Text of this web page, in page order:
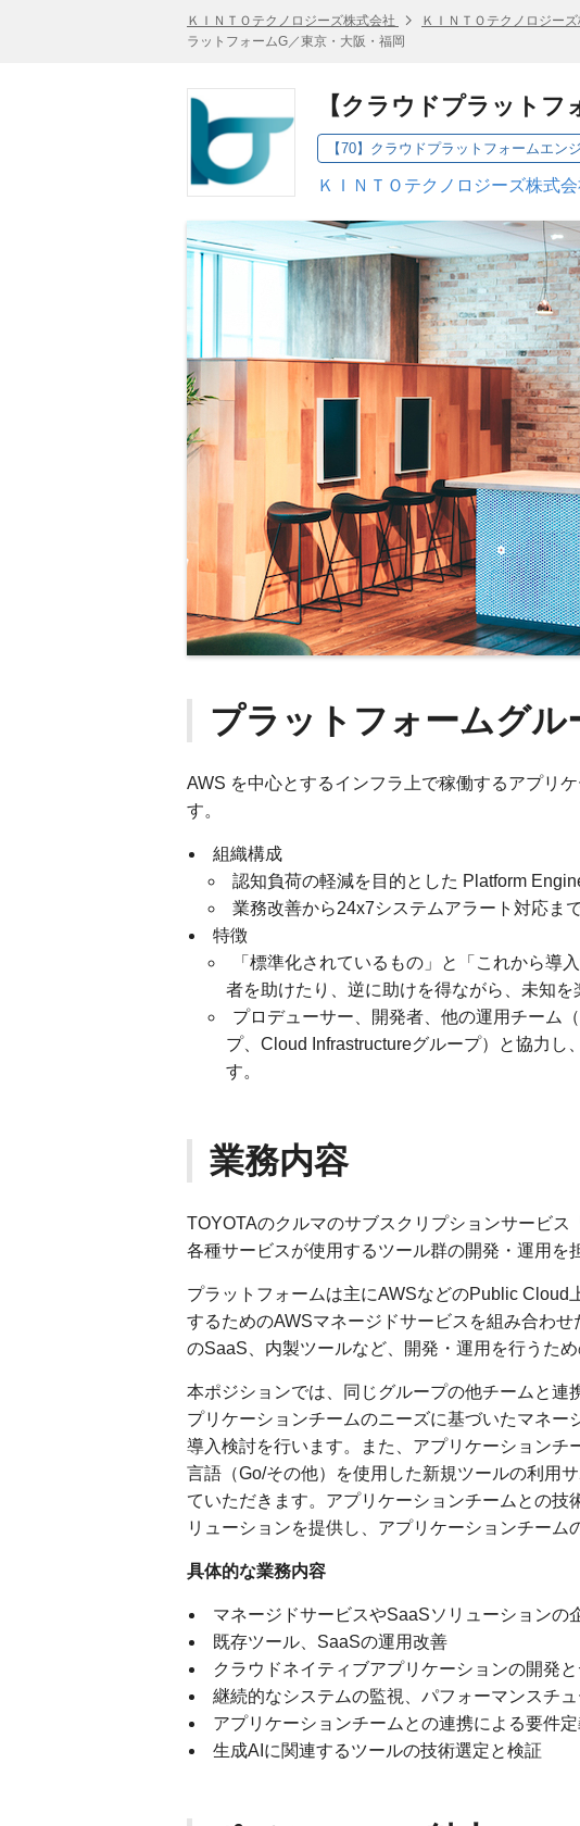
ＫＩＮＴＯテクノロジーズ株式会社 ＫＩＮＴＯテクノロジー
ラットフォームG／東京・大阪・福岡
【クラウドプラット
ＫＩＮＴＯテクノロジーズ株式
プラットフォームグル
AWS を中心とするインフラ上で稼働するアプリ
す。
組織構成
認知負荷の軽減を目的とした Platform
業務改善から24x7システムアラート対応ま
特徴
「標準化されているもの」と「これから導
者を助けたり、逆に助けを得ながら、未知を
プロデューサー、開発者、他の運用チーム
プ、Cloud Infrastructureグループ）と協力し
す。
業務内容
TOYOTAのクルマのサブスクリプションサービス
各種サービスが使用するツール群の開発・運用を
プラットフォームは主にAWSなどのPublic
するためのAWSマネージドサービスを組み合わ
のSaaS、内製ツールなど、開発・運用を行うた
本ポジションでは、同じグループの他チームと
プリケーションチームのニーズに基づいたマネー
導入検討を行います。また、アプリケーション
言語（Go/その他）を使用した新規ツールの利用
ていただきます。アプリケーションチームとの
リューションを提供し、アプリケーションチーム
具体的な業務内容
マネージドサービスやSaaSソリューションの
既存ツール、SaaSの運用改善
クラウドネイティブアプリケーションの開発
継続的なシステムの監視、パフォーマンスチ
アプリケーションチームとの連携による要件
生成AIに関連するツールの技術選定と検証